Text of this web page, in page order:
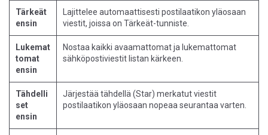
Tärkeät
ensin
Lajittelee automaattisesti postilaatikon yläosaan
viestit, joissa on Tärkeät-tunniste.
Lukemat
tomat
ensin
Nostaa kaikki avaamattomat ja lukemattomat
sähköpostiviestit listan kärkeen.
Tähdelli
set
ensin
Järjestää tähdellä (Star) merkatut viestit
postilaatikon yläosaan nopeaa seurantaa varten.